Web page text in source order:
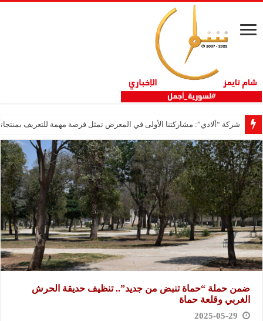
شركة “ألادي”: مشاركتنا الأولى في المعرض تمثل فرصة مهمة للتعريف
ضمن حملة “حماة تنبض من جديد”.. تنظيف حديقة الحرش
الغربي وقلعة حماة
2025-05-29